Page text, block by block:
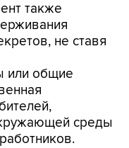
также
не ставя
или общие
среды